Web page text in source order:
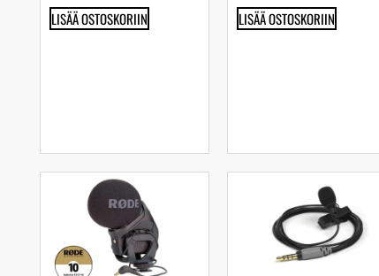
LISÄÄ OSTOSKORIIN LISÄÄ OSTOSKORIIN